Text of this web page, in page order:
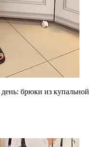
брюки из купальной